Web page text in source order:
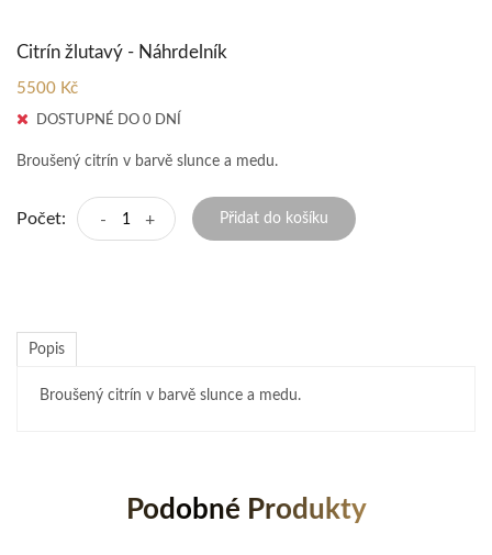
Citrín žlutavý - Náhrdelník
5500 Kč
DOSTUPNÉ DO 0 DNÍ
Broušený citrín v barvě slunce a medu.
Počet: - + Přidat do košíku
Popis
Broušený citrín v barvě slunce a medu.
Podobné Produkty